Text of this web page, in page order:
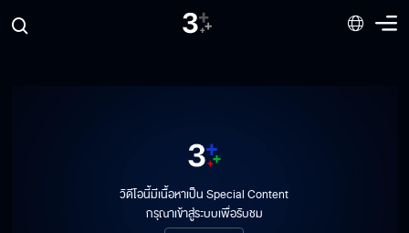
วิดีโอนี้มีเนื้อหาเป็น Special Content
กรุณาเข้าสู่ระบบเพื่อรับชม